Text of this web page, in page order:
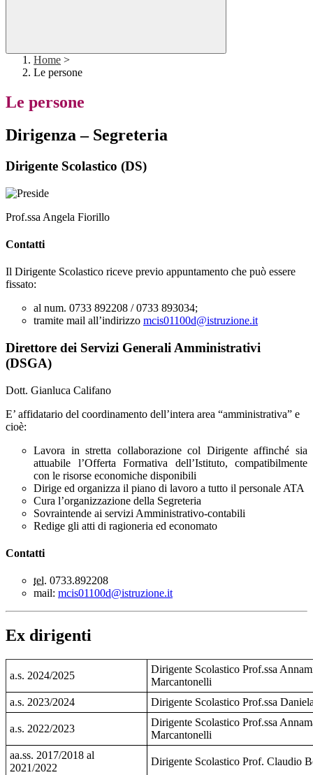
Home >
Le persone
Le persone
Dirigenza – Segreteria
Dirigente Scolastico (DS)
Prof.ssa Angela Fiorillo
Contatti
Il Dirigente Scolastico riceve previo appuntamento che può essere
fissato:
al num. 0733 892208 / 0733 893034;
tramite mail all’indirizzo mcis01100d@istruzione.it
Direttore dei Servizi Generali Amministrativi
(DSGA)
Dott. Gianluca Califano
E’ affidatario del coordinamento dell’intera area “amministrativa” e
cioè:
Lavora in stretta collaborazione col Dirigente affinché sia
attuabile l’Offerta Formativa dell’Istituto, compatibilmente
con le risorse economiche disponibili
Dirige ed organizza il piano di lavoro a tutto il personale ATA
Cura l’organizzazione della Segreteria
Sovraintende ai servizi Amministrativo-contabili
Redige gli atti di ragioneria ed economato
Contatti
tel. 0733.892208
mail: mcis01100d@istruzione.it
Ex dirigenti
a.s. 2024/2025
Dirigente Scolastico Prof.ssa
Marcantonelli
a.s. 2023/2024
Dirigente Scolastico Prof.ssa
a.s. 2022/2023
Dirigente Scolastico Prof.ssa
Marcantonelli
aa.ss. 2017/2018 al
2021/2022
Dirigente Scolastico Prof. Claudio